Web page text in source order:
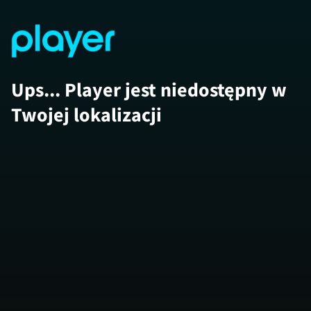
Ups... Player jest niedostępny w
Twojej lokalizacji